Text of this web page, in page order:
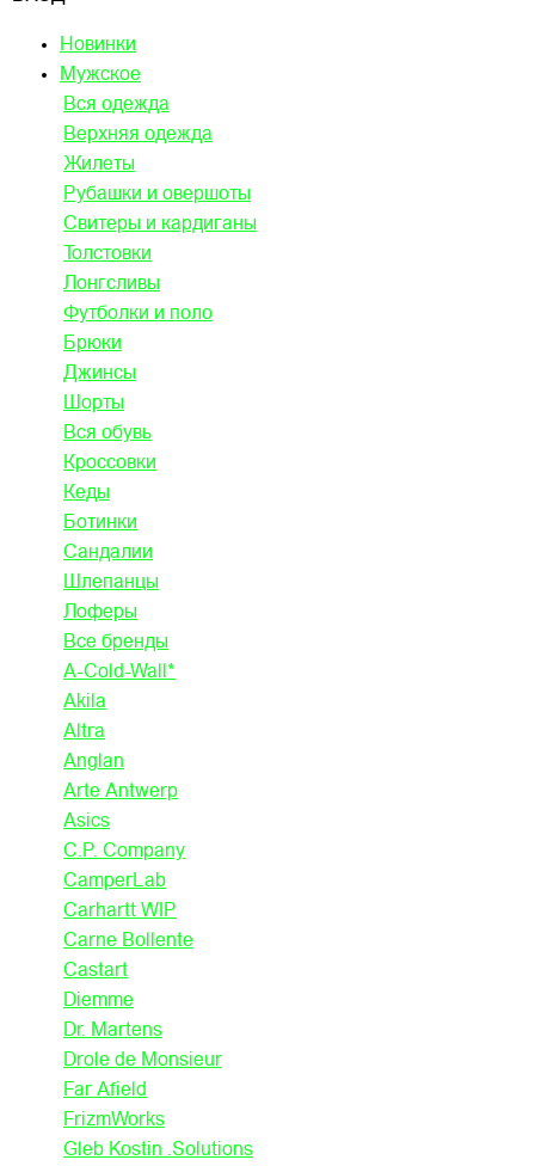
Новинки
Мужское
Вся одежда
Верхняя одежда
Жилеты
Рубашки и овершоты
Свитеры и кардиганы
Толстовки
Лонгсливы
Футболки и поло
Брюки
Джинсы
Шорты
Вся обувь
Кроссовки
Кеды
Ботинки
Сандалии
Шлепанцы
Лоферы
Все бренды
A-Cold-Wall*
Akila
Altra
Anglan
Arte Antwerp
Asics
C.P. Company
CamperLab
Carhartt WIP
Carne Bollente
Castart
Diemme
Dr. Martens
Drole de Monsieur
Far Afield
FrizmWorks
Gleb Kostin .Solutions